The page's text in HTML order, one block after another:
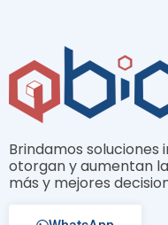
Brindamos soluciones
otorgan y aumentan
más y mejores